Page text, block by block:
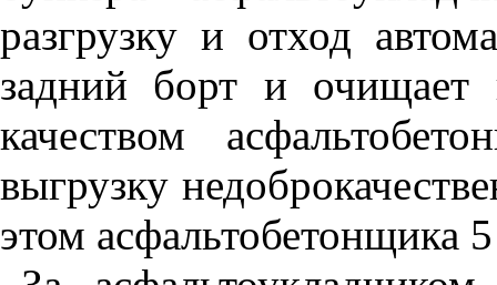
разгрузку и отход
задний борт и очищает
качеством
выгрузку
этом асфальтобетонщика